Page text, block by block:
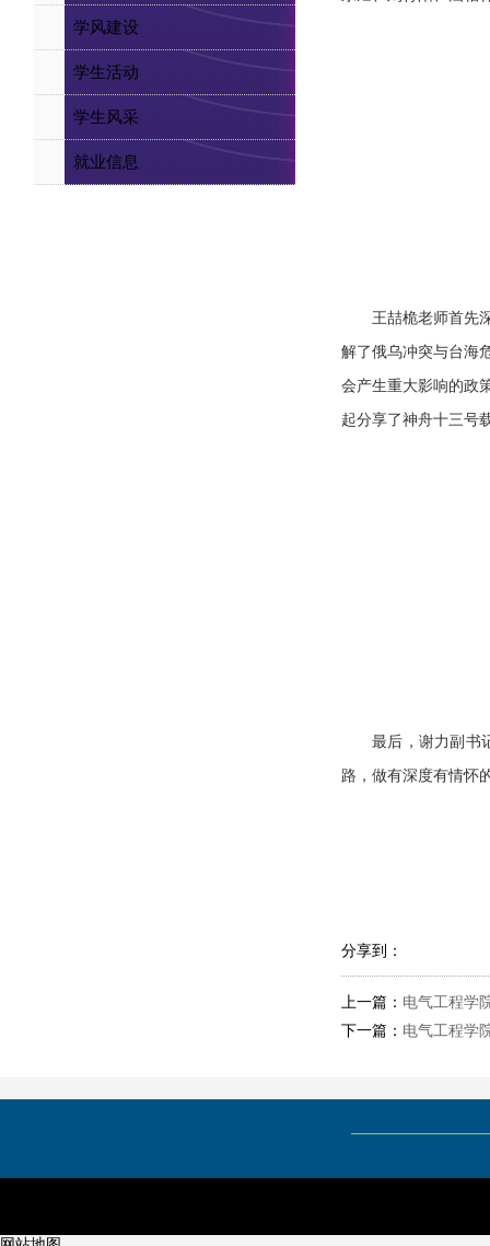
学风建设
学生活动
学生风采
就业信息
王喆桅老师首先
解了俄乌冲突与台海
会产生重大影响的政
起分享了神舟十三号
最后，谢力副书
路，做有深度有情怀
分享到：
上一篇： 电气工程学
下一篇： 电气工程学